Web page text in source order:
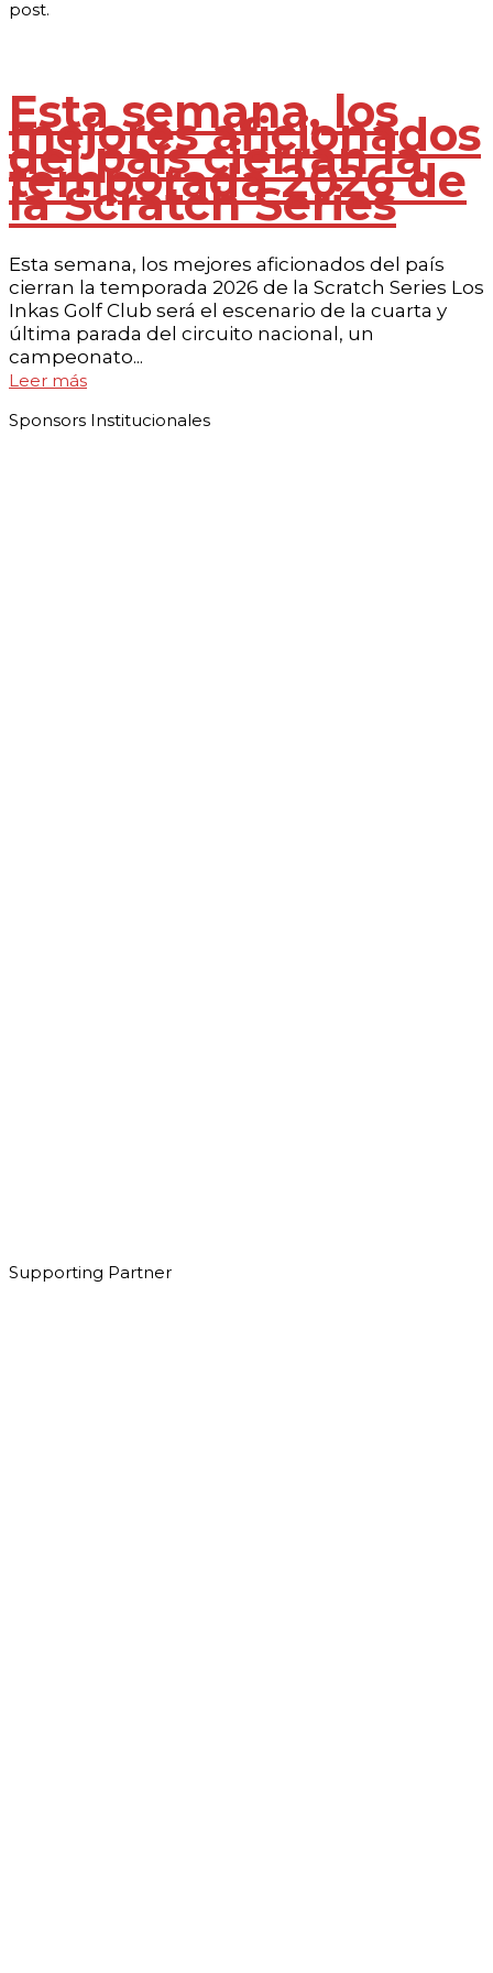
post.
Esta semana, los
mejores aficionados
del país cierran la
temporada 2026 de
la Scratch Series
Esta semana, los mejores aficionados del país
cierran la temporada 2026 de la Scratch Series Los
Inkas Golf Club será el escenario de la cuarta y
última parada del circuito nacional, un
campeonato...
Leer más
Sponsors Institucionales
Supporting Partner